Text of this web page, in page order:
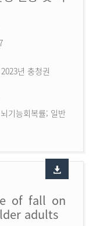
년 충청권
기능회복률; 일반
of fall on
adults